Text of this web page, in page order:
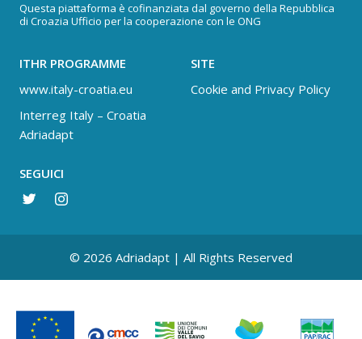
Questa piattaforma è cofinanziata dal governo della Repubblica
di Croazia Ufficio per la cooperazione con le ONG
ITHR PROGRAMME
www.italy-croatia.eu
Interreg Italy – Croatia
Adriadapt
SITE
Cookie and Privacy Policy
SEGUICI
© 2026 Adriadapt | All Rights Reserved